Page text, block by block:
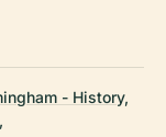
- History,